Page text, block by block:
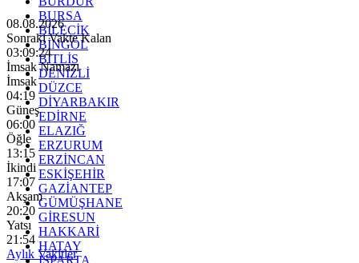
BURSA
BİLECİK
BİNGÖL
BİTLİS
DENİZLİ
DÜZCE
DİYARBAKIR
EDİRNE
ELAZIĞ
ERZURUM
ERZİNCAN
ESKİŞEHİR
GAZİANTEP
GÜMÜŞHANE
GİRESUN
HAKKARİ
HATAY
ISPARTA
08.08.2026
Sonraki Vakte Kalan
03:09:23
İmsak Namazı
İmsak
04:19
Güneş
06:00
Öğle
13:15
İkindi
17:07
Akşam
20:20
Yatsı
21:54
Aylık Vakitler